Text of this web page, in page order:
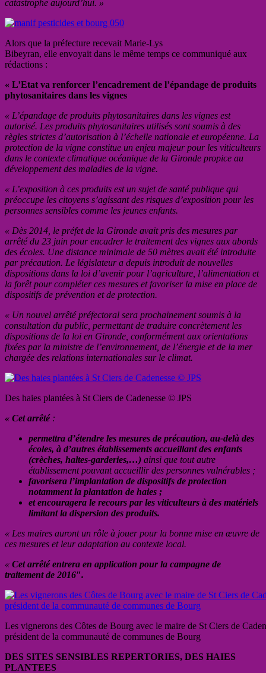
catastrophe aujourd’hui. »
Alors que la préfecture recevait Marie-Lys
Bibeyran, elle envoyait dans le même temps ce communiqué aux
rédactions :
« L’Etat va renforcer l’encadrement de l’épandage de produits
phytosanitaires dans les vignes
« L’épandage de produits phytosanitaires dans les vignes est
autorisé. Les produits phytosanitaires utilisés sont soumis à des
règles strictes d’autorisation à l’échelle nationale et européenne. La
protection de la vigne constitue un enjeu majeur pour les viticulteurs
dans le contexte climatique océanique de la Gironde propice au
développement des maladies de la vigne.
« L’exposition à ces produits est un sujet de santé publique qui
préoccupe les citoyens s’agissant des risques d’exposition pour les
personnes sensibles comme les jeunes enfants.
« Dès 2014, le préfet de la Gironde avait pris des mesures par
arrêté du 23 juin pour encadrer le traitement des vignes aux abords
des écoles. Une distance minimale de 50 mètres avait été introduite
par précaution. Le législateur a depuis introduit de nouvelles
dispositions dans la loi d’avenir pour l’agriculture, l’alimentation et
la forêt pour compléter ces mesures et favoriser la mise en place de
dispositifs de prévention et de protection.
« Un nouvel arrêté préfectoral sera prochainement soumis à la
consultation du public, permettant de traduire concrètement les
dispositions de la loi en Gironde, conformément aux orientations
fixées par la ministre de l’environnement, de l’énergie et de la mer
chargée des relations internationales sur le climat.
Des haies plantées à St Ciers de Cadenesse © JPS
« Cet arrêté :
permettra d’étendre les mesures de précaution, au-delà des
écoles, à d’autres établissements accueillant des enfants
(crèches, haltes-garderies,…) ainsi que tout autre
établissement pouvant accueillir des personnes vulnérables ;
favorisera l’implantation de dispositifs de protection
notamment la plantation de haies ;
et encouragera le recours par les viticulteurs à des matériels
limitant la dispersion des produits.
« Les maires auront un rôle à jouer pour la bonne mise en œuvre de
ces mesures et leur adaptation au contexte local.
« Cet arrêté entrera en application pour la campagne de
traitement de 2016″.
Les vignerons des Côtes de Bourg avec le maire de St Ciers de
président de la communauté de communes de Bourg
DES SITES SENSIBLES REPERTORIES, DES HAIES
PLANTEES